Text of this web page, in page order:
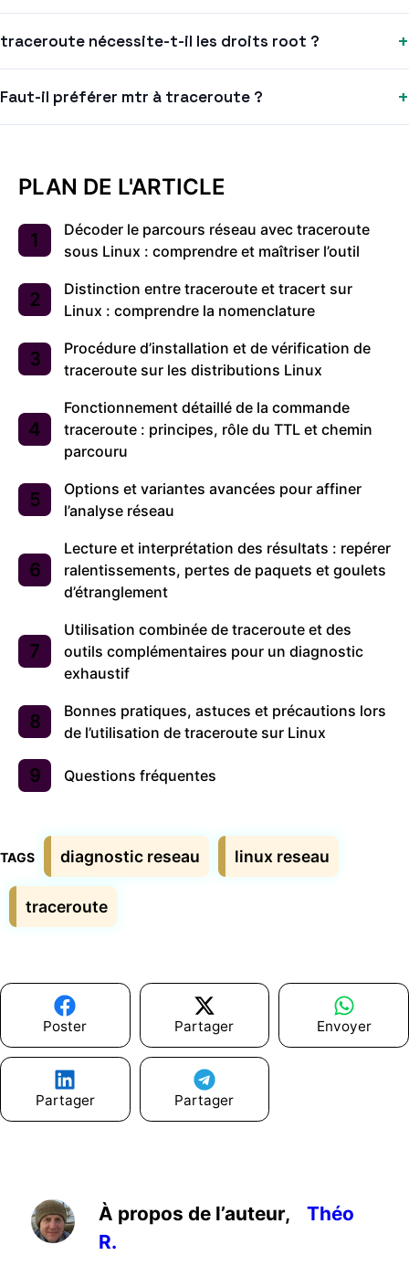
traceroute nécessite-t-il les droits root ? +
Faut-il préférer mtr à traceroute ? +
PLAN DE L'ARTICLE
Décoder le parcours réseau avec traceroute
sous Linux : comprendre et maîtriser l’outil
Distinction entre traceroute et tracert sur
Linux : comprendre la nomenclature
Procédure d’installation et de vérification de
traceroute sur les distributions Linux
Fonctionnement détaillé de la commande
traceroute : principes, rôle du TTL et chemin
parcouru
Options et variantes avancées pour affiner
l’analyse réseau
Lecture et interprétation des résultats : repérer
ralentissements, pertes de paquets et goulets
d’étranglement
Utilisation combinée de traceroute et des
outils complémentaires pour un diagnostic
exhaustif
Bonnes pratiques, astuces et précautions lors
de l’utilisation de traceroute sur Linux
Questions fréquentes
Étiquettes
diagnostic reseau linux reseau
traceroute
Poster Partager Envoyer
Partager Partager
À propos de l’auteur,
Théo
R.